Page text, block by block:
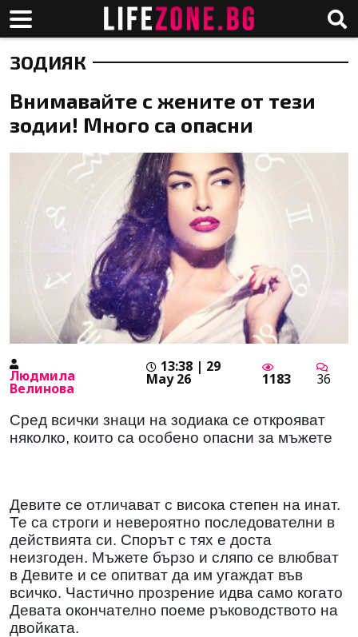
ЗОДИЯК
Внимавайте с жените от тези
зодии! Много са опасни
Людмила
Велинова
13:38 | 29
May 26 1183 36
Сред всички знаци на зодиака се открояват
няколко, които са особено опасни за мъжете
Девите се отличават с висока степен на инат.
Те са строги и невероятно последователни в
действията си. Спорът с тях е доста
неизгоден. Мъжете бързо и сляпо се влюбват
в Девите и се опитват да им угаждат във
всичко. Частично прозрение идва само когато
Девата окончателно поеме ръководството на
двойката.